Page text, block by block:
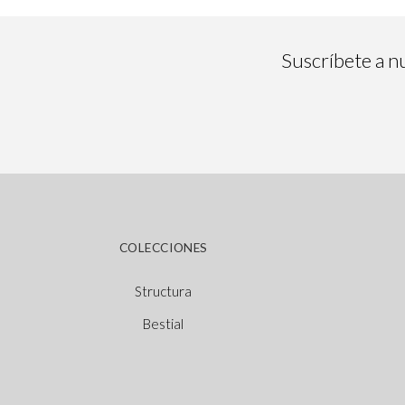
Suscríbete a
COLECCIONES
Structura
Bestial